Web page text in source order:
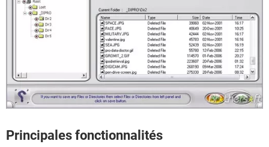
Principales fonctionnalités